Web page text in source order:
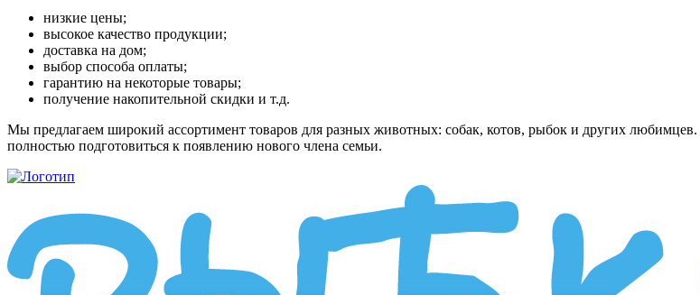
низкие цены;
высокое качество продукции;
доставка на дом;
выбор способа оплаты;
гарантию на некоторые товары;
получение накопительной скидки и т.д.
Мы предлагаем широкий ассортимент товаров для разных животных: собак, котов, рыбок и других
полностью подготовиться к появлению нового члена семьи.